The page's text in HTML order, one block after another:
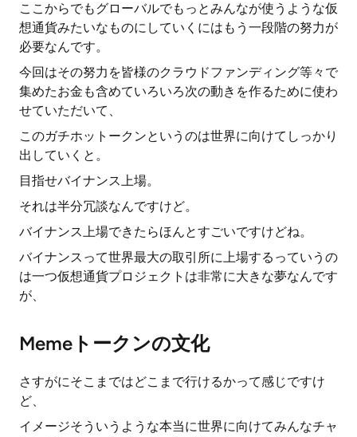
ここからでもグローバルでもっとみんなが使うような仮
想通貨みたいなものにしていくにはもう一段階の努力が
必要なんです。
今回はその努力を皆様のクラウドファンディング等々で
集めたお金も含めていろいろ次の動きを作るために使わ
せていただいて、
このガチホットークンというのは世界に向けてしっかり
出していくと。
目指せバイナンス上場。
それは半分冗談なんですけど。
バイナンス上場できたらほんとすごいですけどね。
バイナンスって世界最大の取引所に上場するっていうの
は一つ仮想通貨プロジェクトは非常に大きな夢なんです
が、
Memeトークンの文化
さすがにそこまではどこまで行けるかって感じですけ
ど、
イメージそういうような本当に世界に向けてみんなチャ